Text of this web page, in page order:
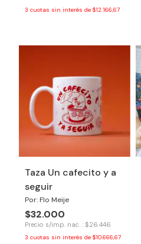
3 cuotas sin interés de $12.166,67
Taza Un cafecito y a
seguir
Por: Flo Meije
$32.000
Precio s/imp. nac. : $26.446
3 cuotas sin interés de $10.666,67